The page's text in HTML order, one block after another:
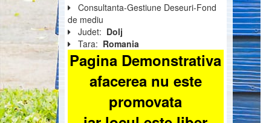
Consultanta-Gestiune Deseuri-Fond
de mediu
Judet: Dolj
Tara: Romania
Pagina Demonstrativa
afacerea nu este
promovata